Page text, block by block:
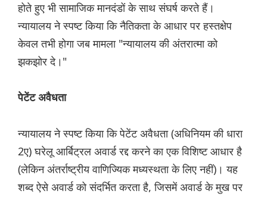
होते हुए भी सामाजिक मानदंडों के साथ संघर्ष करते हैं।
न्यायालय ने स्पष्ट किया कि नैतिकता के आधार पर हस्तक्षेप
केवल तभी होगा जब मामला "न्यायालय की अंतरात्मा को
झकझोर दे।"
पेटेंट अवैधता
न्यायालय ने स्पष्ट किया कि पेटेंट अवैधता (अधिनियम की धारा
2ए) घरेलू आर्बिट्रल अवार्ड रद्द करने का एक विशिष्ट आधार है
(लेकिन अंतर्राष्ट्रीय वाणिज्यिक मध्यस्थता के लिए नहीं)। यह
शब्द ऐसे अवार्ड को संदर्भित करता है, जिसमें अवार्ड के मुख पर